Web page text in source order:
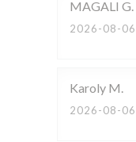
MAGALI G
2026-08-06
Karoly M
2026-08-06